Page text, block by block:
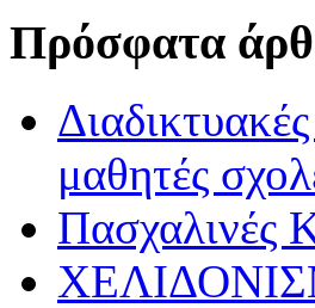
Πρόσφατα
μαθητές
Πασχαλινές